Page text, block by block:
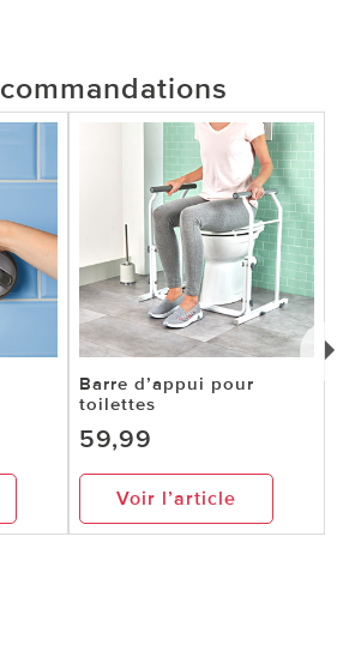
Barre d’appui pour
toilettes
59,99
Voir l’article